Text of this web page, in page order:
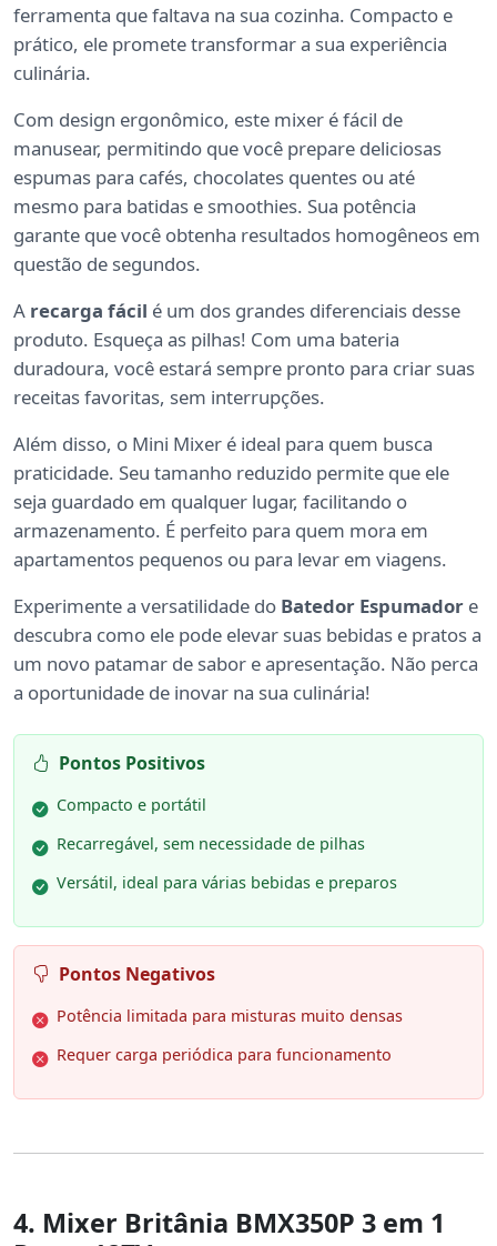
ferramenta que faltava na sua cozinha. Compacto e
prático, ele promete transformar a sua experiência
culinária.
Com design ergonômico, este mixer é fácil de
manusear, permitindo que você prepare deliciosas
espumas para cafés, chocolates quentes ou até
mesmo para batidas e smoothies. Sua potência
garante que você obtenha resultados homogêneos em
questão de segundos.
A recarga fácil é um dos grandes diferenciais desse
produto. Esqueça as pilhas! Com uma bateria
duradoura, você estará sempre pronto para criar suas
receitas favoritas, sem interrupções.
Além disso, o Mini Mixer é ideal para quem busca
praticidade. Seu tamanho reduzido permite que ele
seja guardado em qualquer lugar, facilitando o
armazenamento. É perfeito para quem mora em
apartamentos pequenos ou para levar em viagens.
Experimente a versatilidade do Batedor Espumador e
descubra como ele pode elevar suas bebidas e pratos a
um novo patamar de sabor e apresentação. Não perca
a oportunidade de inovar na sua culinária!
Pontos Positivos
Compacto e portátil
Recarregável, sem necessidade de pilhas
Versátil, ideal para várias bebidas e preparos
Pontos Negativos
Potência limitada para misturas muito densas
Requer carga periódica para funcionamento
4. Mixer Britânia BMX350P 3 em 1